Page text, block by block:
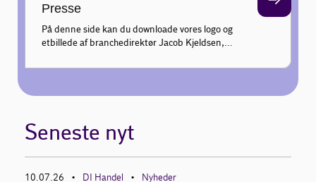
Presse
På denne side kan du downloade vores logo og
et billede af branchedirektør Jacob Kjeldsen,
udtalelser.
Seneste nyt
10.07.26 • DI Handel • Nyheder